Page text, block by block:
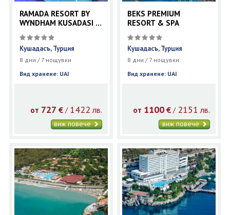
RAMADA RESORT BY
WYNDHAM KUSADASI &
GOLF
Кушадасъ, Турция
8 дни / 7 нощувки
Вид хранене: UAI
от 727 €/ 1422 лв.
виж повече
BEKS PREMIUM
RESORT & SPA
Кушадасъ, Турция
8 дни / 7 нощувки
Вид хранене: UAI
от 1100 € / 2151 лв.
виж повече